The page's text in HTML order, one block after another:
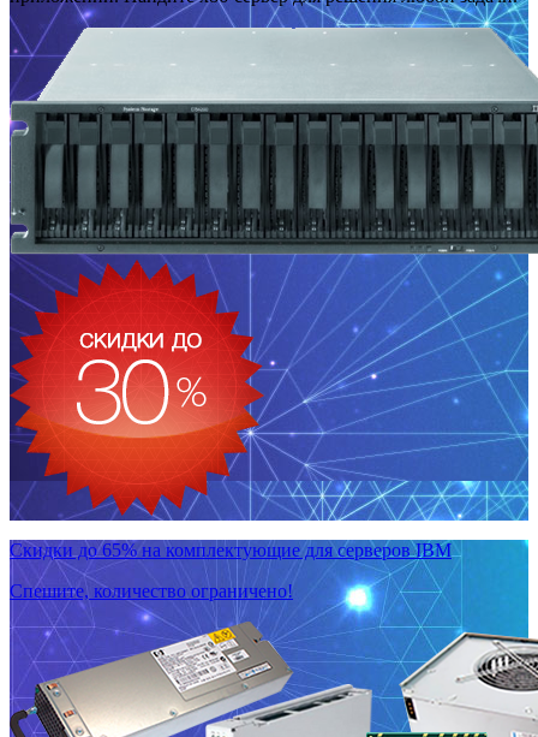
Скидки до 65% на комплектующие для серверов IBM
Спешите, количество ограничено!